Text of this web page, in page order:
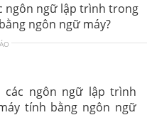
ngôn ngữ lập trình trong
ngôn ngữ máy?
ngôn ngữ lập trình
tính bằng ngôn ngữ